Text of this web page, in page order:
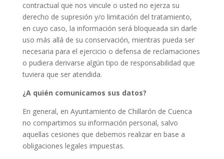
contractual que nos vincule o usted no ejerza su
derecho de supresión y/o limitación del tratamiento,
en cuyo caso, la información será bloqueada sin darle
uso más allá de su conservación, mientras pueda ser
necesaria para el ejercicio o defensa de reclamaciones
o pudiera derivarse algún tipo de responsabilidad que
tuviera que ser atendida.
¿A quién comunicamos sus datos?
En general, en Ayuntamiento de Chillarón de Cuenca
no compartimos su información personal, salvo
aquellas cesiones que debemos realizar en base a
obligaciones legales impuestas.